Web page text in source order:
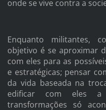
onde se vive contra a
Enquanto militantes,
objetivo é se aproximar
com eles para as
e estratégicas; pensar
da vida baseada na
edificar com eles
transformações só